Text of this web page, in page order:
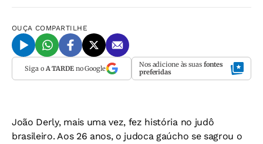
OUÇA COMPARTILHE
Siga o A TARDEno Google Nos adicione às suas fontes
preferidas
João Derly, mais uma vez, fez história no judô
brasileiro. Aos 26 anos, o judoca gaúcho se sagrou o